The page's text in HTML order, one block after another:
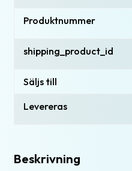
Produktnummer
shipping_product_id
Säljs till
Levereras
Beskrivning